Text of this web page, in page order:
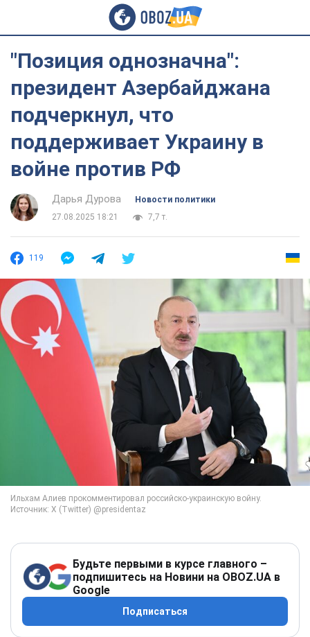
"Позиция однозначна":
президент Азербайджана
подчеркнул, что
поддерживает Украину в
войне против РФ
Дарья Дурова
Новости политики
27.08.2025 18:21
7,7 т.
119
Будьте первыми в курсе главного –
подпишитесь на Новини на OBOZ.UA в
Google
Подписаться